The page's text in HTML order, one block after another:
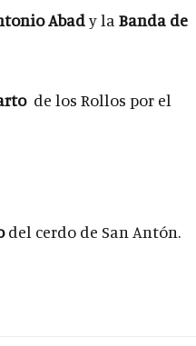
Abady la Banda de
de los Rollos por el
del cerdo de San Antón.